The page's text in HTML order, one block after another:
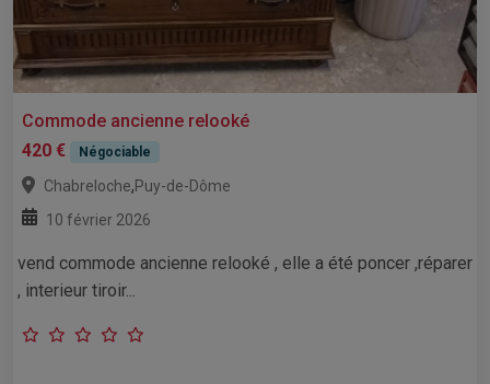
Commode ancienne relooké
420 €
Négociable
Chabreloche,Puy-de-Dôme
10 février 2026
vend commode ancienne relooké , elle a été poncer ,réparer
, interieur tiroir...